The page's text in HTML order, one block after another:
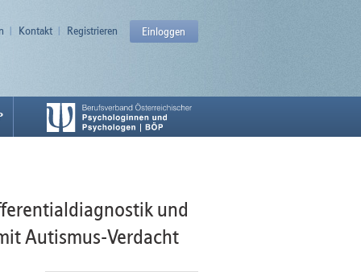
Kontakt Registrieren Einloggen
und
Autismus-Verdacht